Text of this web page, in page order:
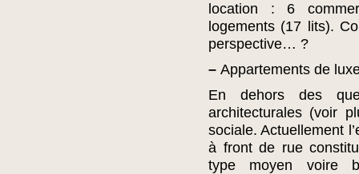
location : 6
logements (17 lits).
perspective… ?
– Appartements de
En dehors des
architecturales (voir
sociale. Actuellement
à front de rue
type moyen voire